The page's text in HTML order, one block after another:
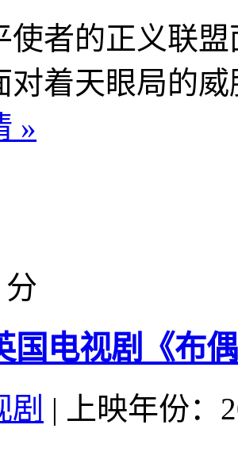
的正义联盟
对着天眼局的
»
分
国电视剧《布
剧 |
上映年份：